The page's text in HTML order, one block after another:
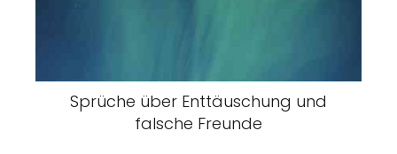
Sprüche über Enttäuschung und
falsche Freunde